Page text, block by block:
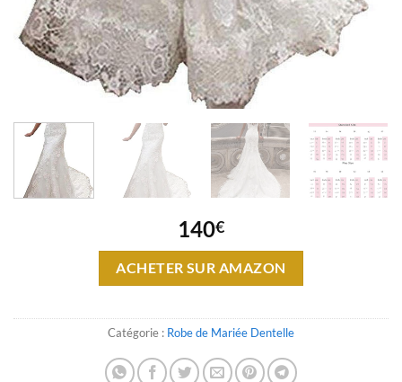
140€
ACHETER SUR AMAZON
Catégorie : Robe de Mariée Dentelle